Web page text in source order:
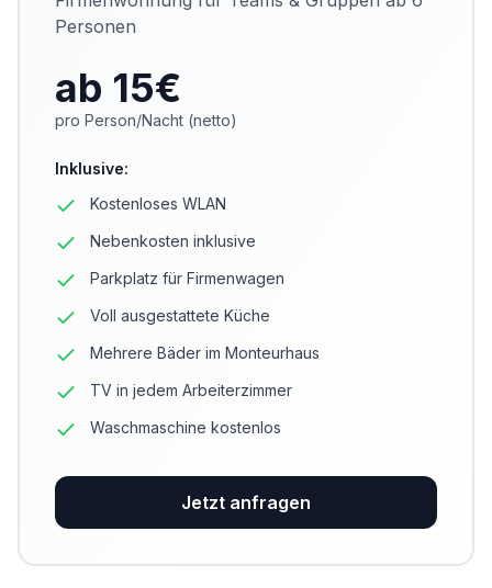
Personen
ab 15€
pro Person/Nacht (netto)
Inklusive:
Kostenloses WLAN
Nebenkosten inklusive
Parkplatz für Firmenwagen
Voll ausgestattete Küche
Mehrere Bäder im Monteurhaus
TV in jedem Arbeiterzimmer
Waschmaschine kostenlos
Jetzt anfragen